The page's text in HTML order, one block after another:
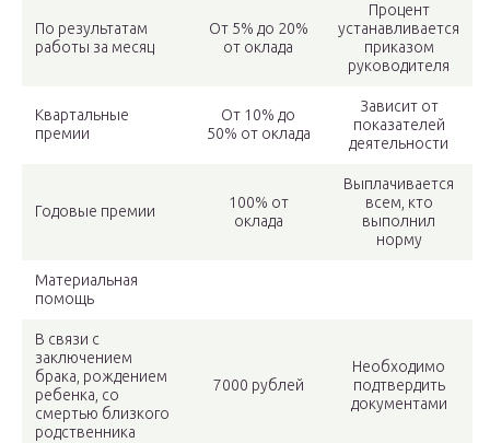
По результатам
работы за месяц
От 5% до 20%
от оклада
Процент
устанавливается
приказом
руководителя
Квартальные
премии
От 10% до
50% от оклада
Зависит от
показателей
деятельности
Годовые премии
100% от
оклада
Выплачивается
всем, кто
выполнил
норму
Материальная
помощь
В связи с
заключением
брака, рождением
ребенка, со
смертью близкого
родственника
7000 рублей
Необходимо
подтвердить
документами